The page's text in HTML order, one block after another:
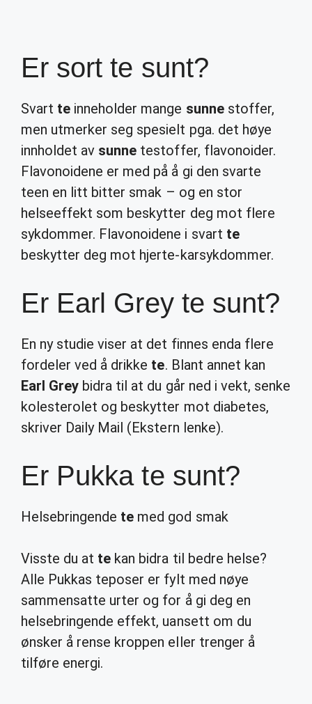
Er sort te sunt?
Svart te inneholder mange sunnestoffer,
men utmerker seg spesielt pga. det høye
innholdet av sunne testoffer, flavonoider.
Flavonoidene er med på å gi den svarte
teen en litt bitter smak – og en stor
helseeffekt som beskytter deg mot flere
sykdommer. Flavonoidene i svart te
beskytter deg mot hjerte-karsykdommer.
Er Earl Grey te sunt?
En ny studie viser at det finnes enda flere
fordeler ved å drikke te. Blant annet kan
Earl Grey bidra til at du går ned i vekt, senke
kolesterolet og beskytter mot diabetes,
skriver Daily Mail (Ekstern lenke).
Er Pukka te sunt?
Helsebringende te med god smak
Visste du at te kan bidra til bedre helse?
Alle Pukkas teposer er fylt med nøye
sammensatte urter og for å gi deg en
helsebringende effekt, uansett om du
ønsker å rense kroppen eller trenger å
tilføre energi.